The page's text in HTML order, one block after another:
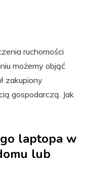
ruchomości
możemy objąć
zakupiony
gospodarczą. Jak
laptopa w
lub